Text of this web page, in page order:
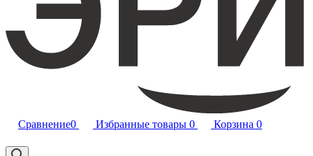
Сравнение0 Избранные товары 0 Корзина 0